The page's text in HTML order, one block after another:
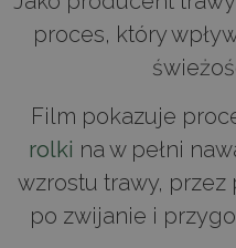
proces, który
Film pokazuje
rolki na w pełni
wzrostu trawy,
po zwijanie i